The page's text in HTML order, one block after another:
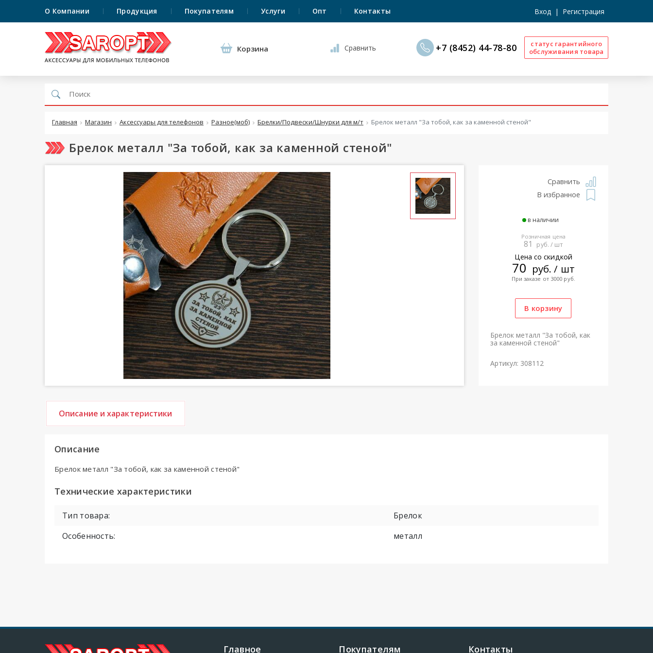
О Компании Продукция Покупателям Услуги Опт Контакты Вход | Регистрация
Корзина Сравнить +7 (8452) 44-78-80
статус гарантийного
обслуживания товара
Главная Магазин Аксессуары для телефонов Разное(моб) Брелки/Подвески/Шнурки для м/т Брелок металл "За тобой, как за каменной стеной"
Брелок металл "За тобой, как за каменной стеной"
Сравнить
В избранное
в наличии
Розничная цена
81 руб. / шт
Цена со скидкой
70 руб. / шт
При заказе от 3000 руб.
Брелок металл "За тобой, как
за каменной стеной"
Артикул: 308112
Описание и характеристики
Описание
Брелок металл "За тобой, как за каменной стеной"
Технические характеристики
Тип товара:
Брелок
Особенность:
металл
Главное Покупателям Контакты